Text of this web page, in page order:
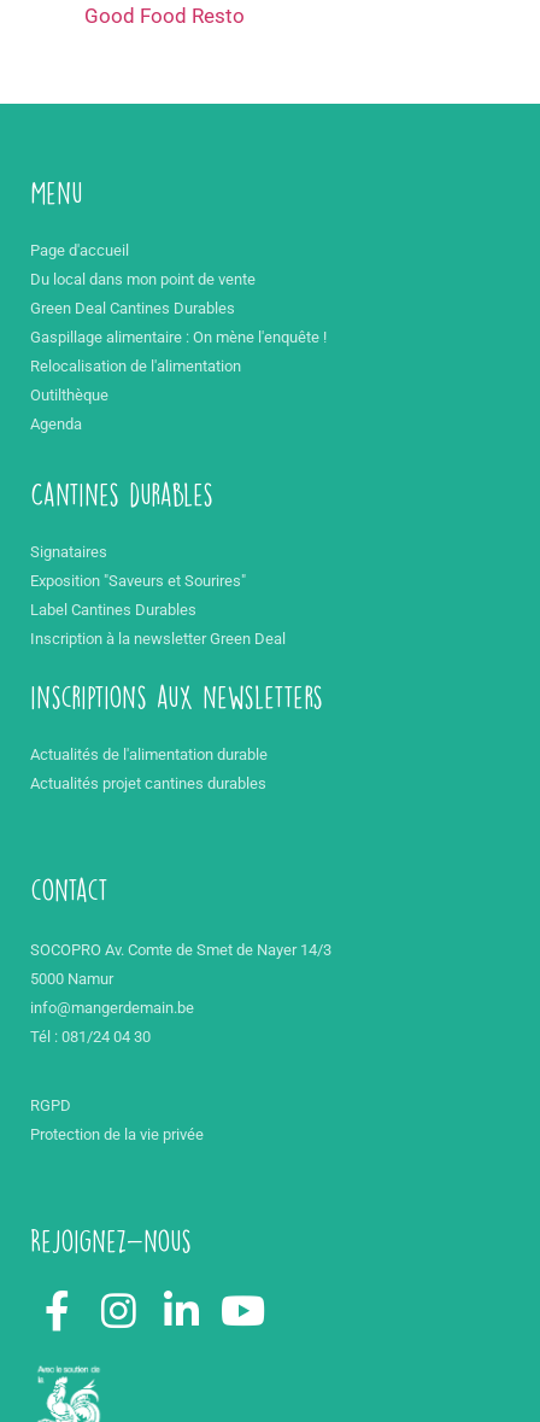
Good Food Resto
Menu
Page d'accueil
Du local dans mon point de vente
Green Deal Cantines Durables
Gaspillage alimentaire : On mène l'enquête !
Relocalisation de l'alimentation
Outilthèque
Agenda
Cantines durables
Signataires
Exposition "Saveurs et Sourires"
Label Cantines Durables
Inscription à la newsletter Green Deal
inscriptions aux newsletters
Actualités de l'alimentation durable
Actualités projet cantines durables
contact
SOCOPRO Av. Comte de Smet de Nayer 14/3
5000 Namur
info@mangerdemain.be
Tél : 081/24 04 30
RGPD
Protection de la vie privée
Rejoignez-nous